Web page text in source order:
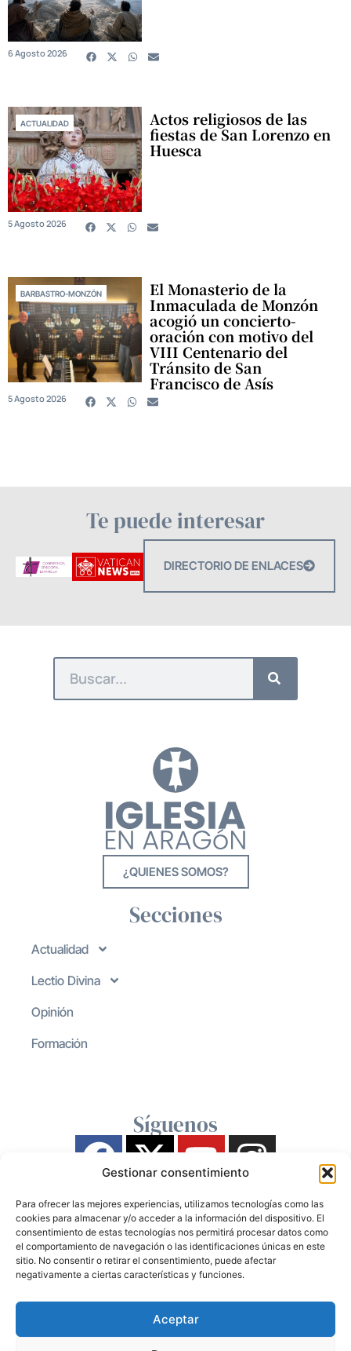
Gestionar consentimiento
Para ofrecer las mejores experiencias, utilizamos tecnologías como las
cookies para almacenar y/o acceder a la información del dispositivo. El
consentimiento de estas tecnologías nos permitirá procesar datos como
el comportamiento de navegación o las identificaciones únicas en este
sitio. No consentir o retirar el consentimiento, puede afectar
negativamente a ciertas características y funciones.
Aceptar
6 Agosto 2026
ACTUALIDAD Actos religiosos de las
fiestas de San Lorenzo en
Huesca
5 Agosto 2026
BARBASTRO-MONZÓN El Monasterio de la
Inmaculada de Monzón
acogió un concierto-
oración con motivo del
VIII Centenario del
Tránsito de San
Francisco de Asís
5 Agosto 2026
Te puede interesar
DIRECTORIO DE ENLACES
¿QUIENES SOMOS?
Secciones
Actualidad
Lectio Divina
Opinión
Formación
Síguenos